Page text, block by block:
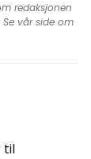
redaksjonen
vår side om
til